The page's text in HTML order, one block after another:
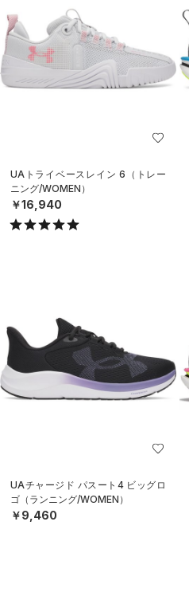
UAトライベースレイン 6（トレー
ニング/WOMEN）
￥16,940
UAチャージド パスート4 ビッグロ
ゴ（ランニング/WOMEN）
￥9,460